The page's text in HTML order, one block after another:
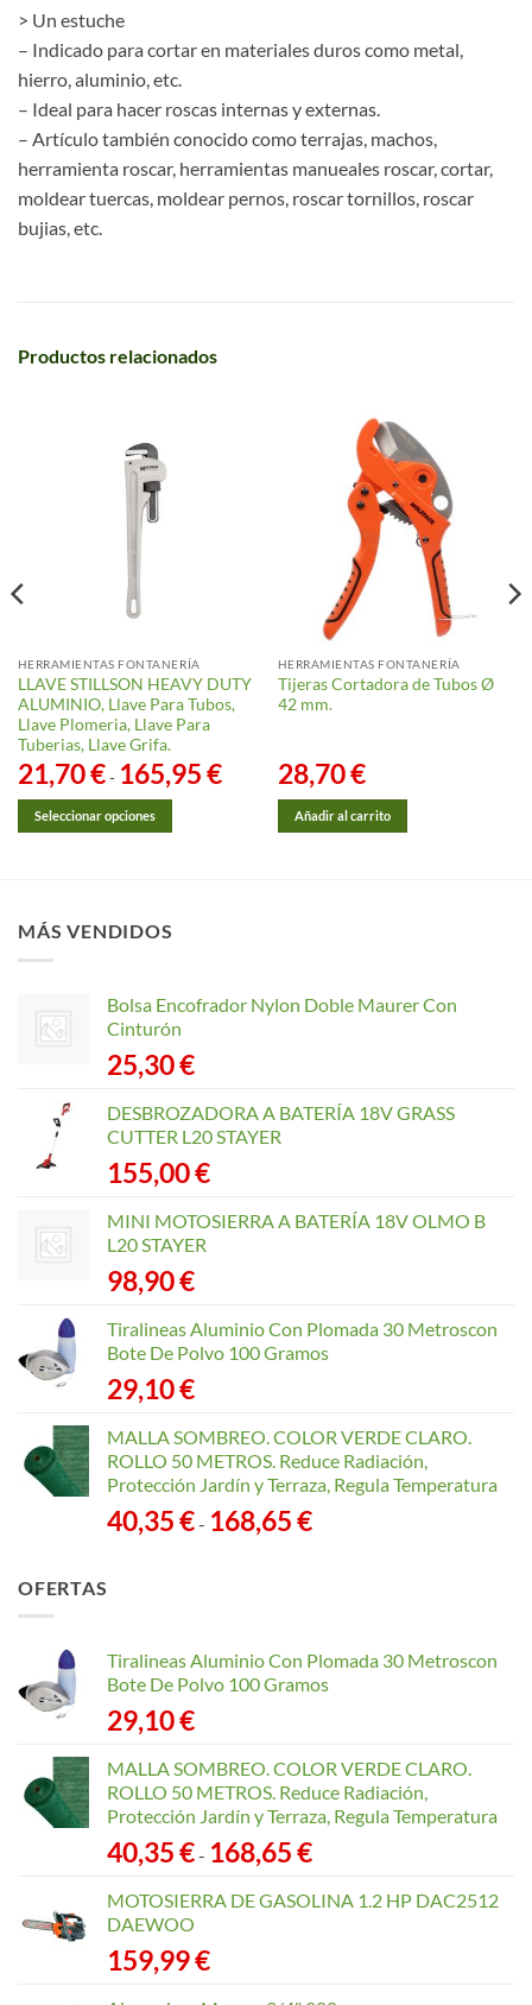
> Un estuche
– Indicado para cortar en materiales duros como metal,
hierro, aluminio, etc.
– Ideal para hacer roscas internas y externas.
– Artículo también conocido como terrajas, machos,
herramienta roscar, herramientas manueales roscar, cortar,
moldear tuercas, moldear pernos, roscar tornillos, roscar
bujias, etc.
Productos relacionados
HERRAMIENTAS FONTANERÍA
LLAVE STILLSON HEAVY DUTY
ALUMINIO, Llave Para Tubos,
Llave Plomeria, Llave Para
Tuberias, Llave Grifa.
21,70€ - 165,95€Rango
de
precios:
Seleccionar opciones
múltiples
variantes.
Las
pueden
página
HERRAMIENTAS FONTANERÍA
Tijeras Cortadora de Tubos Ø
42 mm.
28,70€
Añadir al carrito
MÁS VENDIDOS
Bolsa Encofrador Nylon Doble Maurer Con
Cinturón
25,30€
DESBROZADORA A BATERÍA 18V GRASS
CUTTER L20 STAYER
155,00€
MINI MOTOSIERRA A BATERÍA 18V OLMO B
L20 STAYER
98,90€
Tiralineas Aluminio Con Plomada 30 Metroscon
Bote De Polvo 100 Gramos
29,10€
MALLA SOMBREO. COLOR VERDE CLARO.
ROLLO 50 METROS. Reduce Radiación,
Protección Jardín y Terraza, Regula Temperatura
40,35€- 168,65€Rango
168,65 €
OFERTAS
Tiralineas Aluminio Con Plomada 30 Metroscon
Bote De Polvo 100 Gramos
29,10€
MALLA SOMBREO. COLOR VERDE CLARO.
ROLLO 50 METROS. Reduce Radiación,
Protección Jardín y Terraza, Regula Temperatura
40,35€- 168,65€Rango
precios:
MOTOSIERRA DE GASOLINA 1.2 HP DAC2512
DAEWOO
159,99€